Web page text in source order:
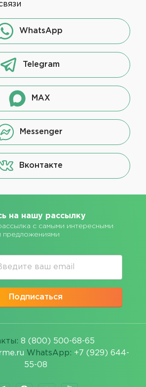
WhatsApp
Telegram
MAX
Messenger
Вконтакте
на нашу рассылку
с самыми интересными
предложениями
Подписаться
8 (800) 500-68-65
WhatsApp: +7 (929) 644-
55-08